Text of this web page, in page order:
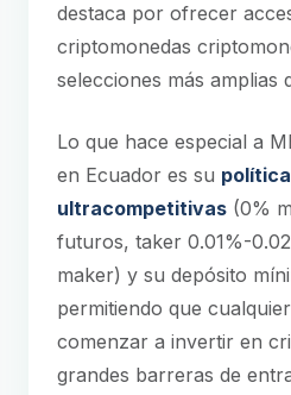
destaca por ofrecer
criptomonedas
selecciones más amplias
Lo que hace especial a
en Ecuador es su
ultracompetitivas (0%
futuros, taker 0.01%-
maker) y su depósito
permitiendo que
comenzar a invertir en
grandes barreras de